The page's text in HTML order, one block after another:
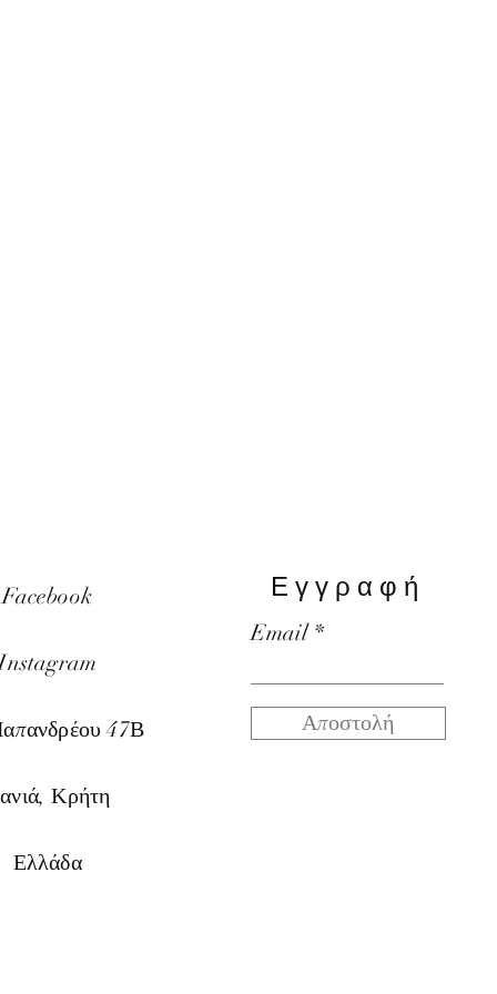
Facebook
δρέου 47Β
Κρήτη
Ελλάδα
Εγγραφή
Email
Αποστολή